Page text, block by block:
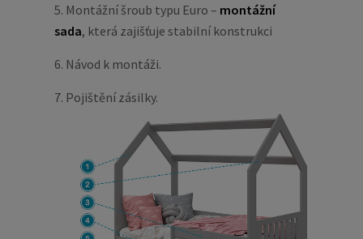
5. Montážní šroub typu Euro – montážní
sada, která zajišťuje stabilní konstrukci
6. Návod k montáži.
7. Pojištění zásilky.